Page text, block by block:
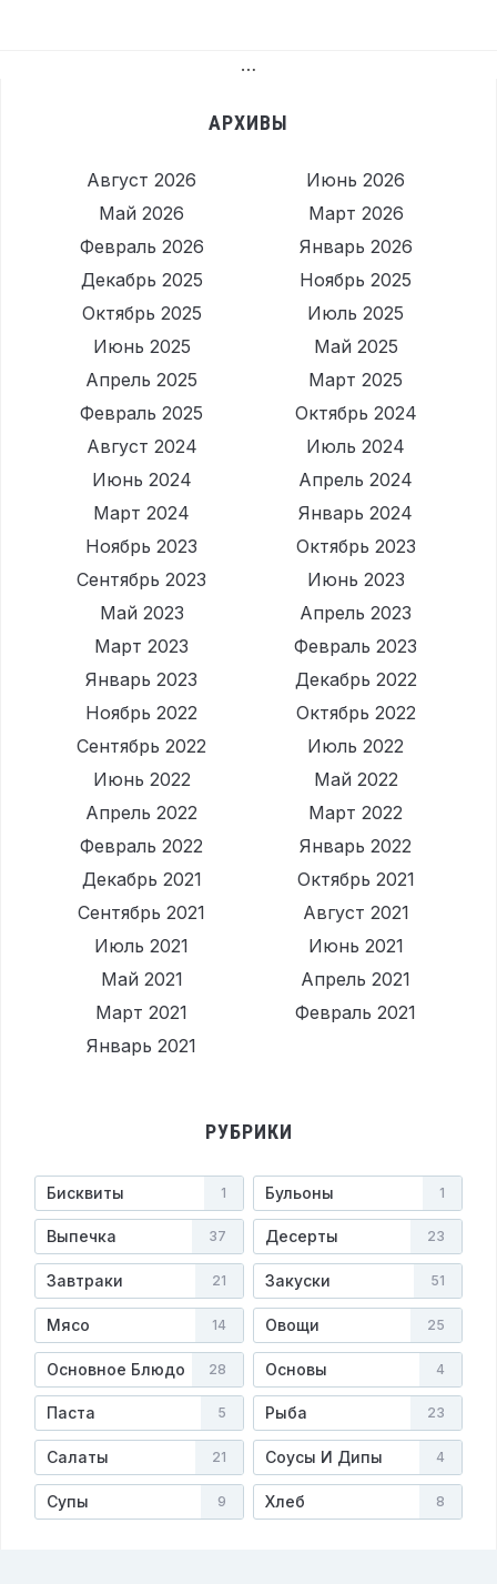
…
АРХИВЫ
Август 2026
Июнь 2026
Май 2026
Март 2026
Февраль 2026
Январь 2026
Декабрь 2025
Ноябрь 2025
Октябрь 2025
Июль 2025
Июнь 2025
Май 2025
Апрель 2025
Март 2025
Февраль 2025
Октябрь 2024
Август 2024
Июль 2024
Июнь 2024
Апрель 2024
Март 2024
Январь 2024
Ноябрь 2023
Октябрь 2023
Сентябрь 2023
Июнь 2023
Май 2023
Апрель 2023
Март 2023
Февраль 2023
Январь 2023
Декабрь 2022
Ноябрь 2022
Октябрь 2022
Сентябрь 2022
Июль 2022
Июнь 2022
Май 2022
Апрель 2022
Март 2022
Февраль 2022
Январь 2022
Декабрь 2021
Октябрь 2021
Сентябрь 2021
Август 2021
Июль 2021
Июнь 2021
Май 2021
Апрель 2021
Март 2021
Февраль 2021
Январь 2021
РУБРИКИ
Бисквиты 1 Бульоны 1
Выпечка 37 Десерты 23
Завтраки 21 Закуски 51
Мясо 14 Овощи 25
Основное Блюдо 28 Основы 4
Паста 5 Рыба 23
Салаты 21 Соусы И Дипы 4
Супы 9 Хлеб 8